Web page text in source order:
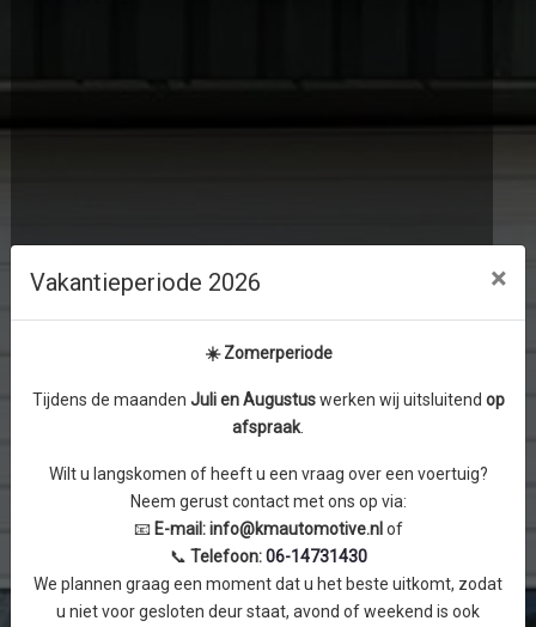
Vakantieperiode 2026 ×
☀️ Zomerperiode
Tijdens de maanden Juli en Augustuswerken wij uitsluitend op
afspraak.
Wilt u langskomen of heeft u een vraag over een voertuig?
Neem gerust contact met ons op via:
📧 E-mail:info@kmautomotive.nlof
📞 Telefoon:06-14731430
We plannen graag een moment dat u het beste uitkomt, zodat
u niet voor gesloten deur staat, avond of weekend is ook